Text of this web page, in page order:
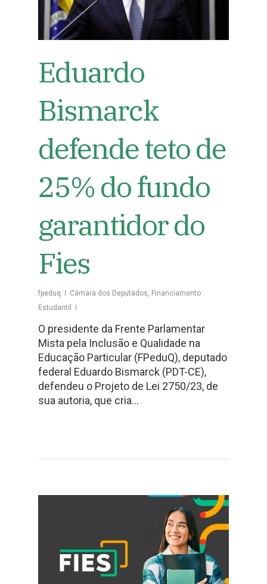
Eduardo
Bismarck
defende teto de
25% do fundo
garantidor do
Fies
fpeduq Câmara dos Deputados, Financiamento
Estudantil
O presidente da Frente Parlamentar
Mista pela Inclusão e Qualidade na
Educação Particular (FPeduQ), deputado
federal Eduardo Bismarck (PDT-CE),
defendeu o Projeto de Lei 2750/23, de
sua autoria, que cria…